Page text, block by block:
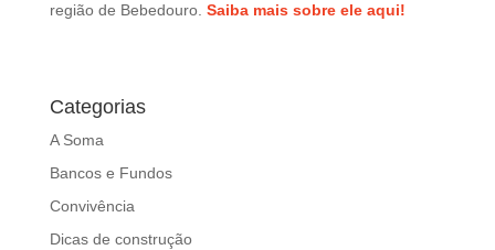
região de Bebedouro. Saiba mais sobre ele aqui!
Categorias
A Soma
Bancos e Fundos
Convivência
Dicas de construção